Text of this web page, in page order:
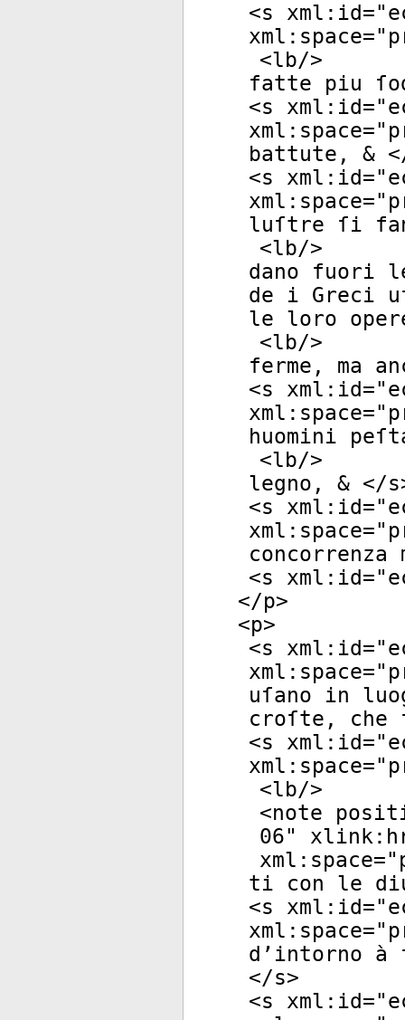
<s xml:id="
xml:space="
<lb/>
fatte piu
<s xml:id="
xml:space="
battute, &
<s xml:id="
xml:space="
luſtre ſi
<lb/>
dano fuori
de i Greci
le loro
<lb/>
ferme, ma
<s xml:id="
xml:space="
huomini
<lb/>
legno, & </s
<s xml:id="
xml:space="
<s xml:id="
</p>
<p>
<s xml:id="
xml:space="
uſano in
croſte,
<s xml:id="
xml:space="
<lb/>
<note
06"
xml:space="
ti con le
<s xml:id="
xml:space="
d’intorno à
</s>
<s xml:id="